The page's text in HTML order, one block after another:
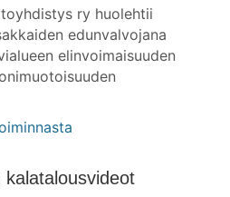
ry huolehtii
edunvalvojana
elinvoimaisuuden
kalatalousvideot